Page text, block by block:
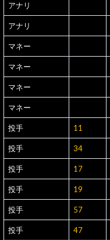
アナリ
アナリ
マネー
マネー
マネー
マネー
投手 11
投手 34
投手 17
投手 19
投手 57
投手 47